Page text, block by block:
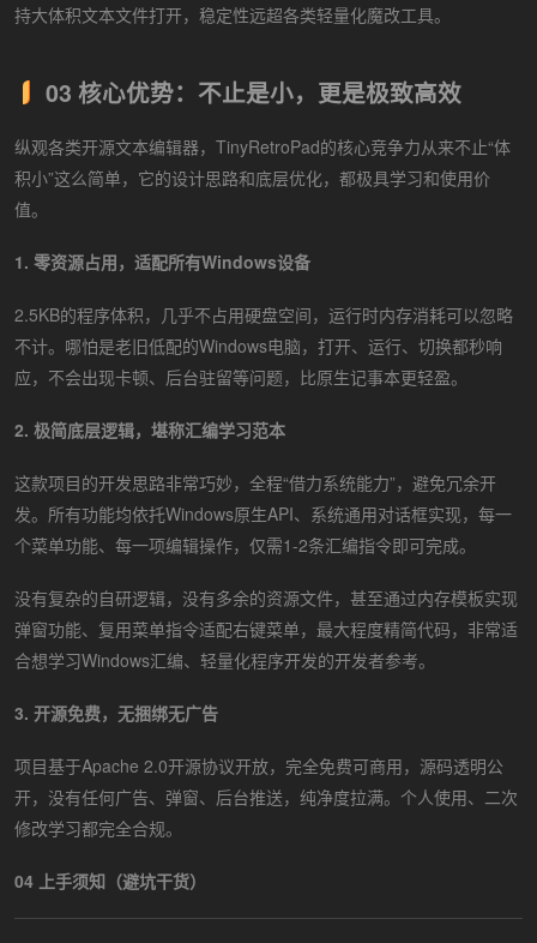
持大体积文本文件打开，稳定性远超各类轻量化魔改工具。
03 核心优势：不止是小，更是极致高效
纵观各类开源文本编辑器，TinyRetroPad的核心竞争力从来不止“体
积小”这么简单，它的设计思路和底层优化，都极具学习和使用价
值。
1. 零资源占用，适配所有Windows设备
2.5KB的程序体积，几乎不占用硬盘空间，运行时内存消耗可以忽略
不计。哪怕是老旧低配的Windows电脑，打开、运行、切换都秒响
应，不会出现卡顿、后台驻留等问题，比原生记事本更轻盈。
2. 极简底层逻辑，堪称汇编学习范本
这款项目的开发思路非常巧妙，全程“借力系统能力”，避免冗余开
发。所有功能均依托Windows原生API、系统通用对话框实现，每一
个菜单功能、每一项编辑操作，仅需1-2条汇编指令即可完成。
没有复杂的自研逻辑，没有多余的资源文件，甚至通过内存模板实现
弹窗功能、复用菜单指令适配右键菜单，最大程度精简代码，非常适
合想学习Windows汇编、轻量化程序开发的开发者参考。
3. 开源免费，无捆绑无广告
项目基于Apache 2.0开源协议开放，完全免费可商用，源码透明公
开，没有任何广告、弹窗、后台推送，纯净度拉满。个人使用、二次
修改学习都完全合规。
04 上手须知（避坑干货）